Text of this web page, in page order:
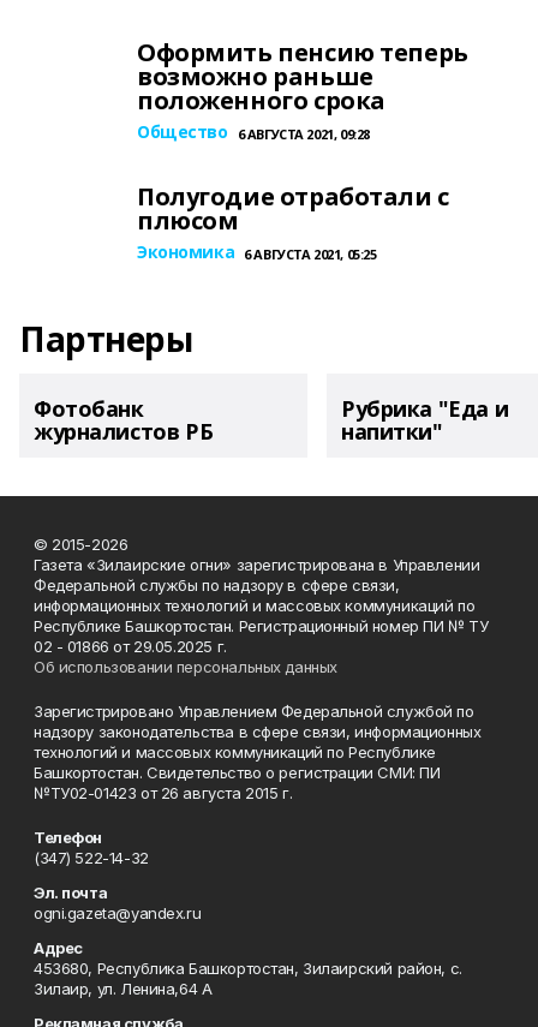
Оформить пенсию теперь
возможно раньше
положенного срока
Общество 6 АВГУСТА 2021, 09:28
Полугодие отработали с
плюсом
Экономика 6 АВГУСТА 2021, 05:25
Партнеры
Фотобанк
журналистов РБ
Рубрика "Еда и
напитки"
© 2015-2026
Газета «Зилаирские огни» зарегистрирована в Управлении
Федеральной службы по надзору в сфере связи,
информационных технологий и массовых коммуникаций по
Республике Башкортостан. Регистрационный номер ПИ № ТУ
02 - 01866 от 29.05.2025 г.
Об использовании персональных данных
Зарегистрировано Управлением Федеральной службой по
надзору законодательства в сфере связи, информационных
технологий и массовых коммуникаций по Республике
Башкортостан. Свидетельство о регистрации СМИ: ПИ
№ТУ02-01423 от 26 августа 2015 г.
Телефон
(347) 522-14-32
Эл. почта
ogni.gazeta@yandex.ru
Адрес
453680, Республика Башкортостан, Зилаирский район, с.
Зилаир, ул. Ленина,64 А